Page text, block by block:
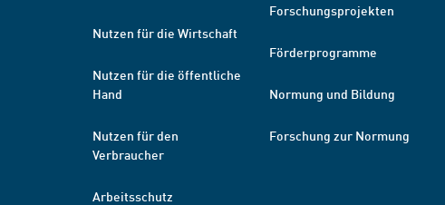
Nutzen für die Wirtschaft
Nutzen für die öffentliche
Hand
Nutzen für den
Verbraucher
Arbeitsschutz
Forschungsprojekten
Förderprogramme
Normung und Bildung
Forschung zur Normung